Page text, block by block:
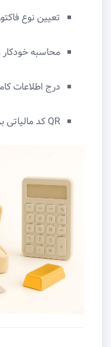
تعیین نوع
محاسبه خودکار
درج اطلاعات
QR کد مالیاتی برای ارسال به سامانه مالیاتی